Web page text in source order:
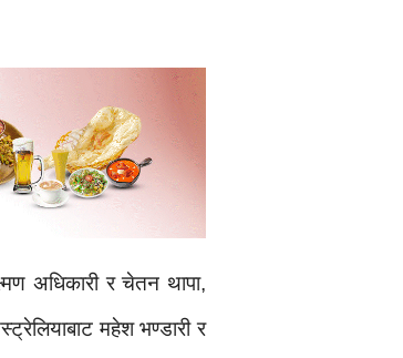
अधिकारी र चेतन थापा,
महेश भण्डारी र